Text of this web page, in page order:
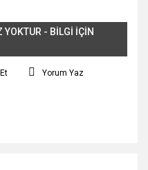
YOKTUR - BİLGİ İÇİN
Yorum Yaz